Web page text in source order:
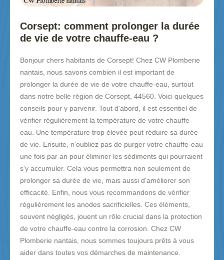
Corsept: comment prolonger la durée
de vie de votre chauffe-eau ?
Bonjour chers habitants de Corsept! Chez CW Plomberie
nantais, nous savons combien il est important de
prolonger la durée de vie de votre chauffe-eau, surtout
dans notre belle région de Corsept, 44560. Voici quelques
conseils pour y parvenir. Tout d'abord, il est essentiel de
vérifier régulièrement la température de votre chauffe-
eau. Une température trop élevée peut réduire sa durée
de vie. Ensuite, n'oubliez pas de purger votre chauffe-eau
une fois par an pour éliminer les sédiments qui pourraient
s'y accumuler. Cela vous permettra non seulement de
prolonger sa durée de vie, mais aussi d'améliorer son
efficacité. Enfin, nous vous recommandons de vérifier
régulièrement les anodes sacrificielles. Ces éléments,
souvent négligés, jouent un rôle crucial dans la protection
de votre chauffe-eau contre la corrosion. Chez CW
Plomberie nantais, nous sommes toujours prêts à vous
aider dans toutes vos démarches de maintenance.